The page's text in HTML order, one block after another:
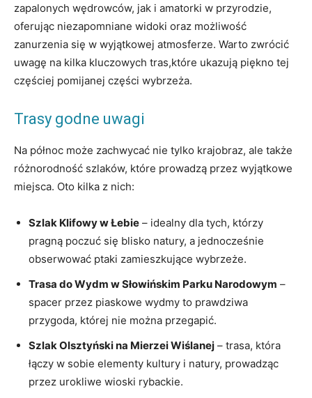
zapalonych wędrowców, jak i amatorki w przyrodzie,
oferując niezapomniane widoki oraz możliwość
zanurzenia się w wyjątkowej atmosferze. Warto zwrócić
uwagę na kilka kluczowych tras,które ukazują piękno tej
częściej pomijanej części wybrzeża.
Trasy godne uwagi
Na północ może zachwycać nie tylko krajobraz, ale także
różnorodność szlaków, które prowadzą przez wyjątkowe
miejsca. Oto kilka z nich:
Szlak Klifowy w Łebie – idealny dla tych, którzy
pragną poczuć się blisko natury, a jednocześnie
obserwować ptaki zamieszkujące wybrzeże.
Trasa do Wydm w Słowińskim Parku Narodowym –
spacer przez piaskowe wydmy to prawdziwa
przygoda, której nie można przegapić.
Szlak Olsztyński na Mierzei Wiślanej – trasa, która
łączy w sobie elementy kultury i natury, prowadząc
przez urokliwe wioski rybackie.